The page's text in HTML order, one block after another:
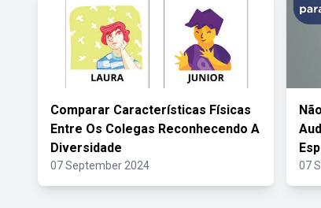
Comparar Características Físicas
Entre Os Colegas Reconhecendo A
Diversidade
07 September 2024 07